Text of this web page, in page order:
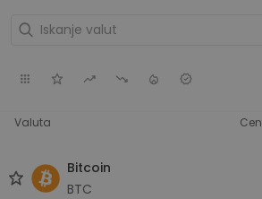
Valuta
Bitcoin
BTC